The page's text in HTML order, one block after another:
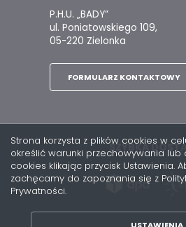
P.H.U. „BADY”
ul. Poniatowskiego 109,
05-220 Zielonka
FORMULARZ KONTAKTOWY
SZYBKA
Strona korzysta z plików cookies w
określić warunki przechowywania
cookies klikając przycisk Ustawienia.
zachęcamy do zapoznania się z
Prywatności.